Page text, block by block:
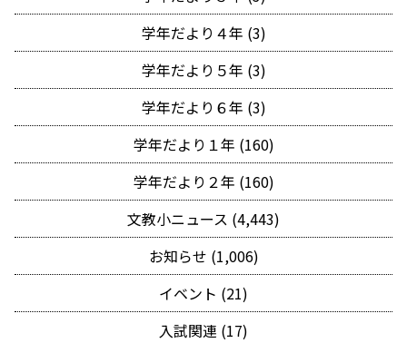
学年だより４年 (3)
学年だより５年 (3)
学年だより６年 (3)
学年だより１年 (160)
学年だより２年 (160)
文教小ニュース (4,443)
お知らせ (1,006)
イベント (21)
入試関連 (17)